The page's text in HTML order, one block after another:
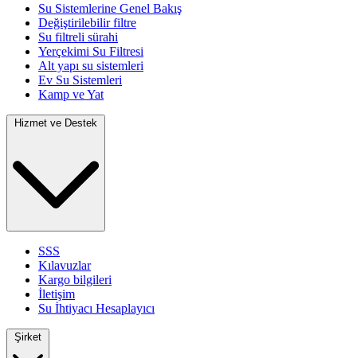
Su Sistemlerine Genel Bakış
Değiştirilebilir filtre
Su filtreli sürahi
Yerçekimi Su Filtresi
Alt yapı su sistemleri
Ev Su Sistemleri
Kamp ve Yat
Hizmet ve Destek
SSS
Kılavuzlar
Kargo bilgileri
İletişim
Su İhtiyacı Hesaplayıcı
Şirket